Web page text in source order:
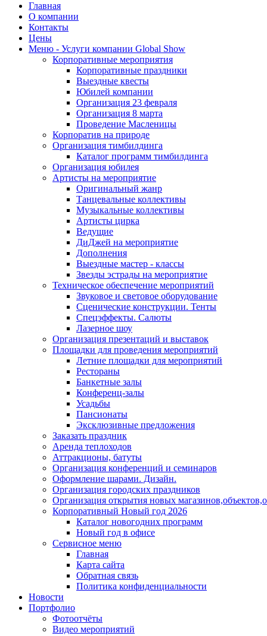
Главная
О компании
Контакты
Цены
Меню - Услуги компании Global Show
Корпоративные мероприятия
Корпоративные праздники
Выездные квесты
Юбилей компании
Организация 23 февраля
Организация 8 марта
Проведение Масленицы
Корпоратив на природе
Организация тимбилдинга
Каталог программ тимбилдинга
Организация юбилея
Артисты на мероприятие
Оригинальный жанр
Танцевальные коллективы
Музыкальные коллективы
Артисты цирка
Ведущие
ДиДжей на мероприятие
Дополнения
Выездные мастер - классы
Звезды эстрады на мероприятие
Техническое обеспечение мероприятий
Звуковое и световое оборудование
Сценические конструкции. Тенты
Спецэффекты. Салюты
Лазерное шоу
Организация презентаций и выставок
Площадки для проведения мероприятий
Летние площадки для мероприятий
Рестораны
Банкетные залы
Конференц-залы
Усадьбы
Пансионаты
Эксклюзивные предложения
Заказать праздник
Аренда теплоходов
Аттракционы, батуты
Организация конференций и семинаров
Оформление шарами. Дизайн.
Организация городских праздников
Организация открытия новых
Корпоративный Новый год 2026
Каталог новогодних программ
Новый год в офисе
Сервисное меню
Главная
Карта сайта
Обратная связь
Политика конфиденциальности
Новости
Портфолио
Фотоотчёты
Видео мероприятий